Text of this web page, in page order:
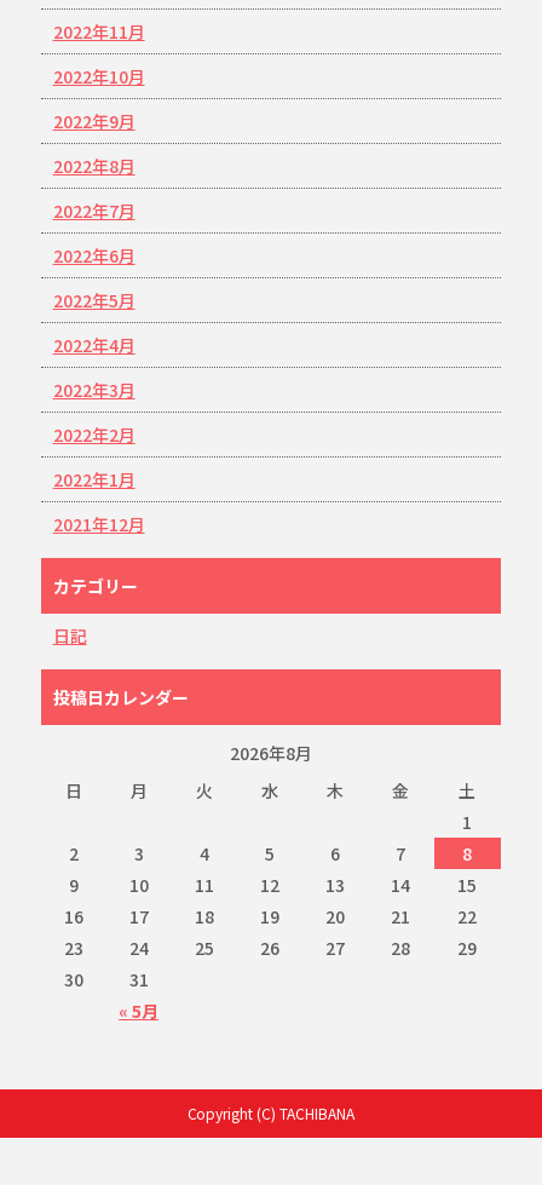
2022年11月
2022年10月
2022年9月
2022年8月
2022年7月
2022年6月
2022年5月
2022年4月
2022年3月
2022年2月
2022年1月
2021年12月
カテゴリー
日記
投稿日カレンダー
2026年8月
日
月 火 水 木 金 土
« 5月
1
2
3 4 5 6 7
8
9
10 11 12 13 14
15
16
17 18 19 20 21
22
23
24 25 26 27 28
29
30
31
Copyright (C) TACHIBANA